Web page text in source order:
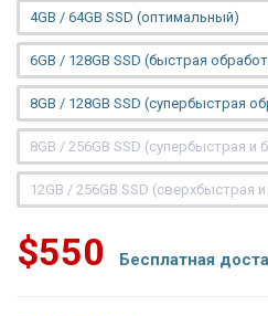
4GB / 64GB SSD (оптимальный)
6GB / 128GB SSD (быстрая
8GB / 128GB SSD (супербыстрая
8GB / 256GB SSD (супербыстрая и
12GB / 256GB SSD (сверхбыстрая
$550 Бесплатная